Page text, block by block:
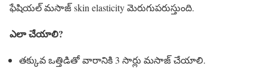
ఫేషియల్ మసాజ్ skin elasticity మెరుగుపరుస్తుంది.
ఎలా చేయాలి?
తక్కువ ఒత్తిడితో వారానికి 3 సార్లు మసాజ్ చేయాలి.